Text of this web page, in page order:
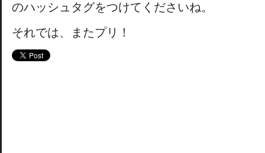
のハッシュタグをつけてくださいね。
それでは、またプリ！